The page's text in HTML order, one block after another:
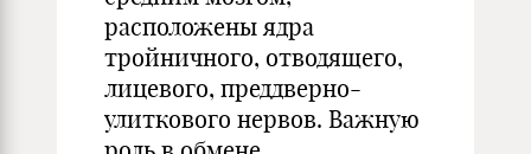
расположены ядра
тройничного, отводящего,
лицевого, преддверно-
улиткового нервов. Важную